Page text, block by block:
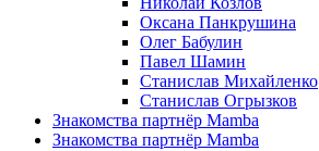
Оксана Панкрушина
Олег Бабулин
Павел Шамин
Станислав Михайленко
Станислав Огрызков
Знакомства партнёр Mamba
Знакомства партнёр Mamba